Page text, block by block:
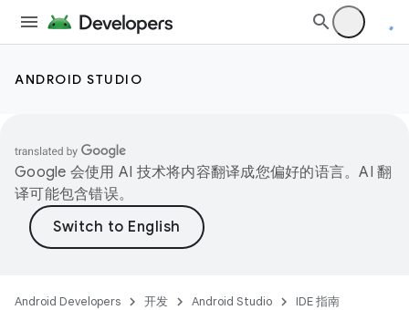
ANDROID STUDIO
Google 会使用 AI 技术将内容翻译成您偏好的语言。AI 翻
译可能包含错误。
Android Developers 开发 Android Studio IDE 指南